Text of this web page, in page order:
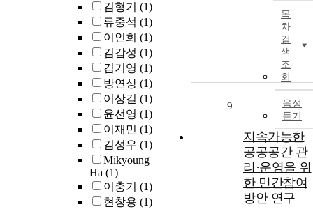
김형기 (1)
류중석 (1)
이인희 (1)
김갑성 (1)
김기영 (1)
방연상 (1)
이상길 (1)
윤선영 (1)
이재민 (1)
김성우 (1)
Mikyoung
Ha (1)
이충기 (1)
현창용 (1)
목
차
검
색
조
회
음성
듣기
9
지속가능한
공공공간 관
리·운영을 위
한 민간참여
방안 연구